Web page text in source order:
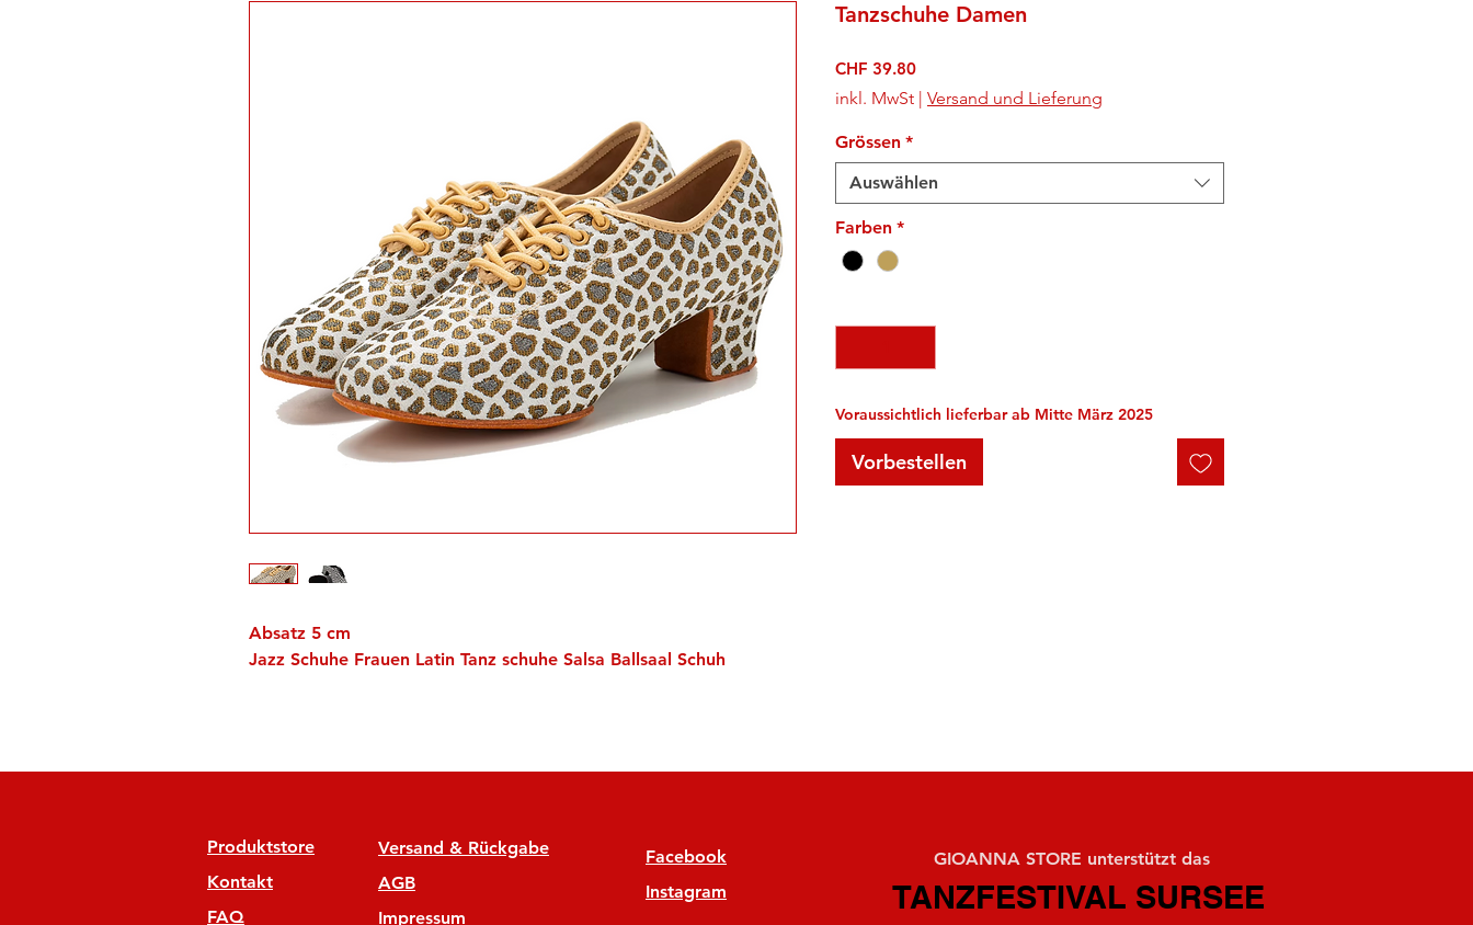
Absatz 5 cm
Jazz Schuhe Frauen Latin Tanz schuhe Salsa Ballsaal Schuh
Tanzschuhe Damen
CHF 39.80Preis
inkl. MwSt | Versand und Lieferung
Grössen *
Auswählen
Farben *
Voraussichtlich lieferbar ab Mitte März 2025
Vorbestellen
Produktstore
Kontakt
FAQ
Versand & Rückgabe
AGB
Impressum
Facebook
Instagram
GIOANNA STORE unterstützt das
TANZFESTIVAL SURSEE
TANZFESTIVAL SURSEE